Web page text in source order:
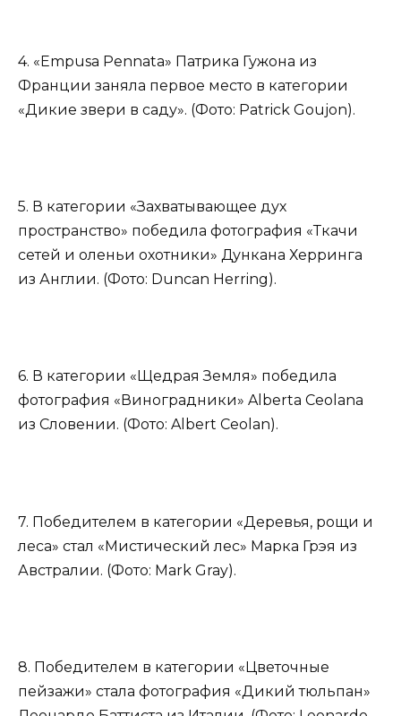
4. «Empusa Pennata» Патрика Гужона из
Франции заняла первое место в категории
«Дикие звери в саду». (Фото: Patrick Goujon).
5. В категории «Захватывающее дух
пространство» победила фотография «Ткачи
сетей и оленьи охотники» Дункана Херринга
из Англии. (Фото: Duncan Herring).
6. В категории «Щедрая Земля» победила
фотография «Виноградники» Alberta Ceolana
из Словении. (Фото: Albert Ceolan).
7. Победителем в категории «Деревья, рощи и
леса» стал «Мистический лес» Марка Грэя из
Австралии. (Фото: Mark Gray).
8. Победителем в категории «Цветочные
пейзажи» стала фотография «Дикий тюльпан»